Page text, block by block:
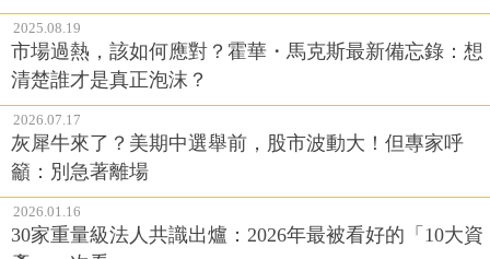
2025.08.19
市場過熱，該如何應對？霍華・馬克斯最新備忘錄：想
清楚誰才是真正泡沫？
2026.07.17
灰犀牛來了？美期中選舉前，股市波動大！但專家呼
籲：別急著離場
2026.01.16
30家重量級法人共識出爐：2026年最被看好的「10大資